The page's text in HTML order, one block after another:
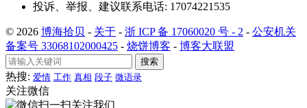
投诉、举报、建议联系电话: 17074221535
© 2026 博海拾贝 - 关于 - 浙 ICP 备 17060020 号 - 2 - 公安机关
备案号 33068102000425 - 烧饼博客 - 博客大联盟
搜索
热搜: 爱情 工作 真相 段子 微语录
关注微信